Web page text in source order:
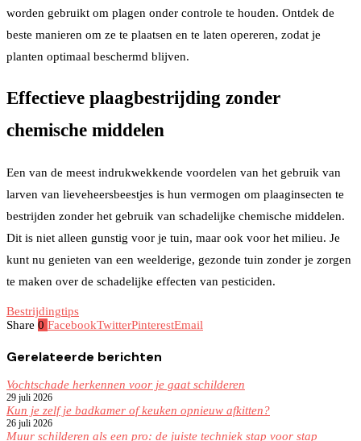
worden gebruikt om plagen onder controle te houden. Ontdek de
beste manieren om ze te plaatsen en te laten opereren, zodat je
planten optimaal beschermd blijven.
Effectieve plaagbestrijding zonder
chemische middelen
Een van de meest indrukwekkende voordelen van het gebruik van
larven van lieveheersbeestjes is hun vermogen om plaaginsecten te
bestrijden zonder het gebruik van schadelijke chemische middelen.
Dit is niet alleen gunstig voor je tuin, maar ook voor het milieu. Je
kunt nu genieten van een weelderige, gezonde tuin zonder je zorgen
te maken over de schadelijke effecten van pesticiden.
Bestrijdingtips
Share 0 FacebookTwitterPinterestEmail
Gerelateerde berichten
Vochtschade herkennen voor je gaat schilderen
29 juli 2026
Kun je zelf je badkamer of keuken opnieuw afkitten?
26 juli 2026
Muur schilderen als een pro: de juiste techniek stap voor stap